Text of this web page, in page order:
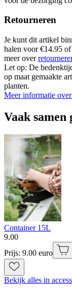
Retourneren
Je kunt dit artikel
halen voor €14.95 of
meer over
Let op: De
op maat gemaakte
planten.
Meer informatie
Vaak samen
Container 15L
9.00
Prijs: 9.00 euro
Bekijk alles in